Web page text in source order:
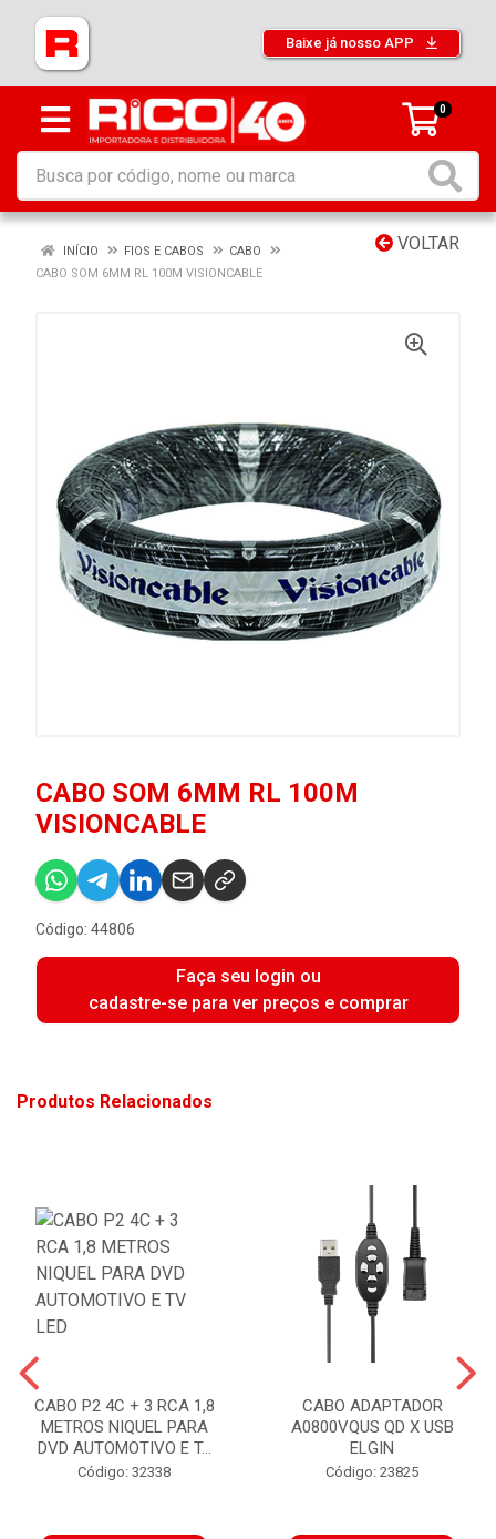
Baixe já nosso APP
0
VOLTAR
INÍCIO FIOS E CABOS
CABO
CABO SOM 6MM RL 100M VISIONCABLE
CABO SOM 6MM RL 100M
VISIONCABLE
Código: 44806
Faça seu login ou
cadastre-se para ver preços e comprar
Produtos Relacionados
CABO P2 4C + 3 RCA 1,8
METROS NIQUEL PARA
DVD AUTOMOTIVO E T...
Código: 32338
CABO ADAPTADOR
A0800VQUS QD X USB
ELGIN
Código: 23825